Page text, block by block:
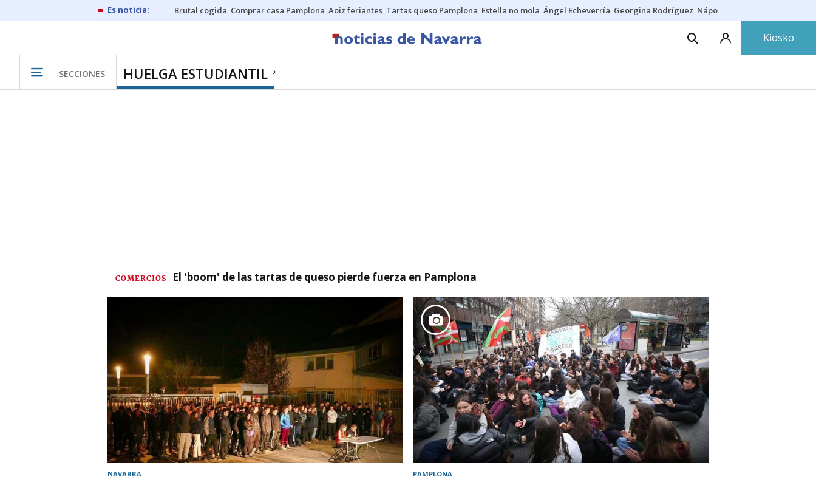
Brutal cogida Comprar casa Pamplona Aoiz feriantes Tartas queso Pamplona Estella no mola Ángel Echeverría Georgina Rodríguez Nápoles - Osasuna
Kiosko
SECCIONES HUELGA ESTUDIANTIL
COMERCIOS El 'boom' de las tartas de queso pierde fuerza en Pamplona
NAVARRA PAMPLONA